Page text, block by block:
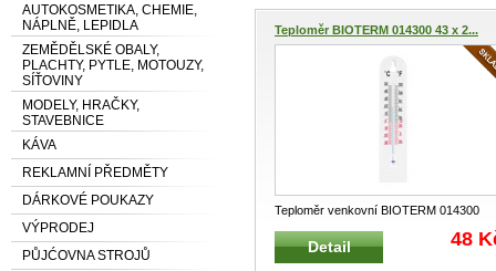
AUTOKOSMETIKA, CHEMIE,
NÁPLNĚ, LEPIDLA
ZEMĚDĚLSKÉ OBALY,
PLACHTY, PYTLE, MOTOUZY,
SÍŤOVINY
MODELY, HRAČKY,
STAVEBNICE
KÁVA
REKLAMNÍ PŘEDMĚTY
DÁRKOVÉ POUKAZY
VÝPRODEJ
PŮJĆOVNA STROJŮ
Teploměr BIOTERM 014300 43 x 2...
Teploměr venkovní BIOTERM 014300
Teploměr venkovní plastový V
Detail 48